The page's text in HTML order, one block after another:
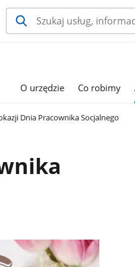
O urzędzie Co robimy
Dnia Pracownika Socjalnego